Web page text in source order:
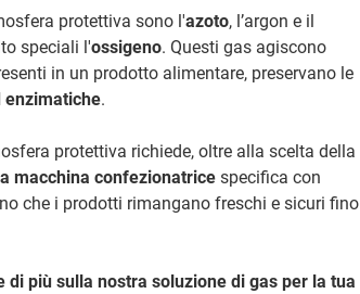
protettiva sono l'azoto, l’argon e il
speciali l'ossigeno. Questi gas agiscono
in un prodotto alimentare, preservano le
enzimatiche.
protettiva richiede, oltre alla scelta della
macchina confezionatricespecifica con
che i prodotti rimangano freschi e sicuri fino
più sulla nostra soluzione di gas per la tua